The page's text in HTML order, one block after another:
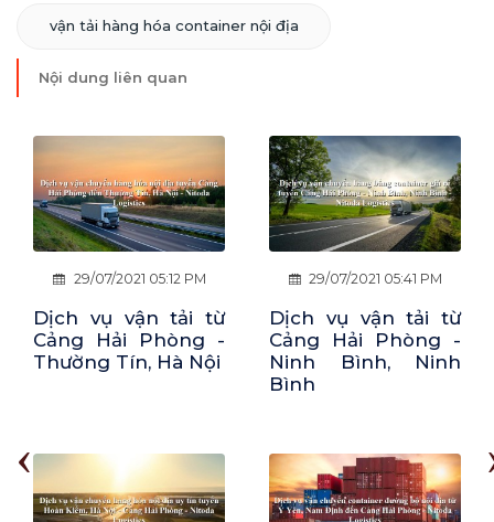
vận tải hàng hóa container nội địa
Nội dung liên quan
29/07/2021 05:41 PM
Dịch vụ vận tải từ
Cảng Hải Phòng -
Ninh Bình, Ninh
29/07/2021 05:19 PM
Dịch vụ vận tải từ
Kiến Xương, Thái
Bình - Cảng Hải
Phòng
‹